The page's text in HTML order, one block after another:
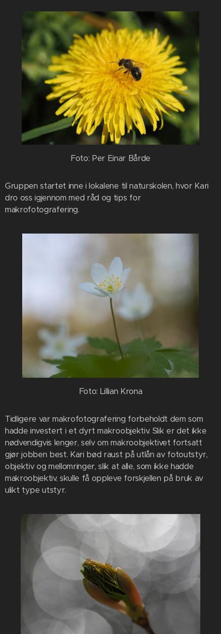
Foto: Per Einar Bårde
Gruppen startet inne i lokalene til naturskolen, hvor Kari
dro oss igjennom med råd og tips for
makrofotografering.
Foto: Lillian Krona
Tidligere var makrofotografering forbeholdt dem som
hadde investert i et dyrt makroobjektiv. Slik er det ikke
nødvendigvis lenger, selv om makroobjektivet fortsatt
gjør jobben best. Kari bød raust på utlån av fotoutstyr,
objektiv og mellomringer, slik at alle, som ikke hadde
makroobjektiv, skulle få oppleve forskjellen på bruk av
ulikt type utstyr.